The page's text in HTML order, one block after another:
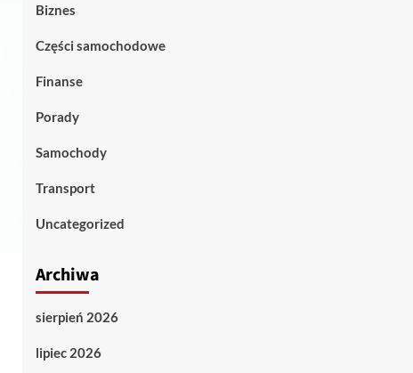
Biznes
Części samochodowe
Finanse
Porady
Samochody
Transport
Uncategorized
Archiwa
sierpień 2026
lipiec 2026